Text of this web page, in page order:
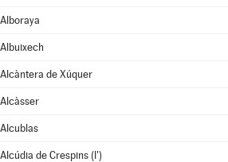
Alboraya
Albuixech
Alcàntera de Xúquer
Alcàsser
Alcublas
Alcúdia de Crespins (l')